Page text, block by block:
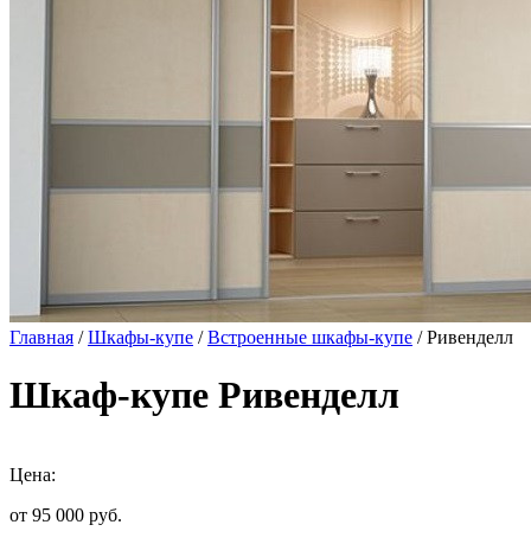
Главная /Шкафы-купе /Встроенные шкафы-купе / Ривенделл
Шкаф-купе Ривенделл
Цена:
от 95 000 руб.